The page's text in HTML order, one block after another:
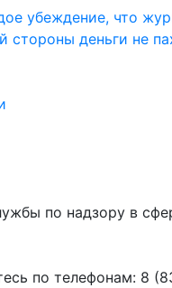
убеждение, что
стороны деньги не
по надзору в
по телефонам: 8